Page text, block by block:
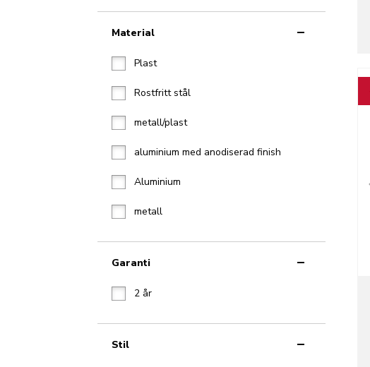
Material
Plast
Rostfritt stål
metall/plast
aluminium med anodiserad finish
Aluminium
metall
Garanti
2 år
Stil